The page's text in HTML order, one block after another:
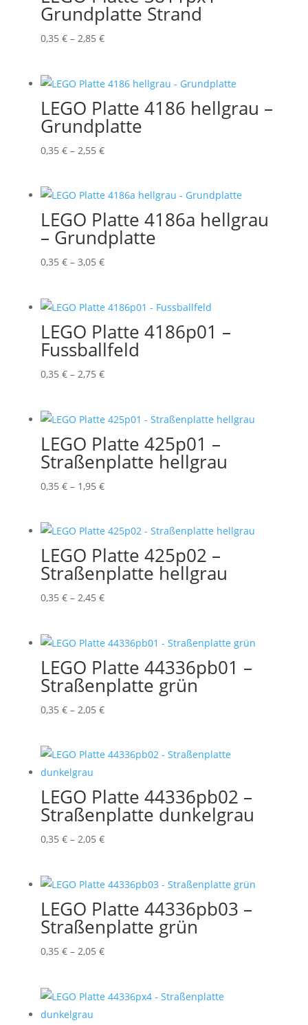
Grundplatte Strand
0,35 € – 2,85 €Preisspanne:
2,85 €
LEGO Platte 4186 hellgrau –
Grundplatte
0,35 € – 2,55 €Preisspanne:
2,55 €
LEGO Platte 4186a hellgrau
– Grundplatte
0,35 € – 3,05 €Preisspanne:
3,05 €
LEGO Platte 4186p01 –
Fussballfeld
0,35 € – 2,75 €Preisspanne:
2,75 €
LEGO Platte 425p01 –
Straßenplatte hellgrau
0,35 € – 1,95 €Preisspanne:
1,95 €
LEGO Platte 425p02 –
Straßenplatte hellgrau
0,35 € – 2,45 €Preisspanne:
2,45 €
LEGO Platte 44336pb01 –
Straßenplatte grün
0,35 € – 2,05 €Preisspanne:
2,05 €
LEGO Platte 44336pb02 –
Straßenplatte dunkelgrau
0,35 € – 2,05 €Preisspanne:
2,05 €
LEGO Platte 44336pb03 –
Straßenplatte grün
0,35 € – 2,05 €Preisspanne:
2,05 €